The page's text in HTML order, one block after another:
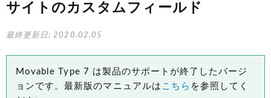
サイトのカスタムフィールド
最終更新日: 2020.02.05
Movable Type 7 は製品のサポートが終了したバージ
ョンです。最新版のマニュアルは こちら を参照してく